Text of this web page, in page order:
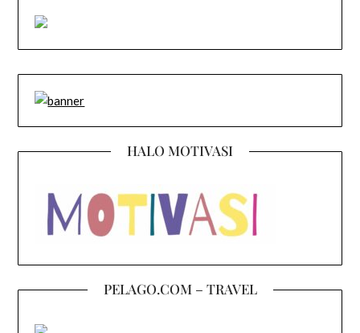
HALO MOTIVASI
PELAGO.COM – TRAVEL